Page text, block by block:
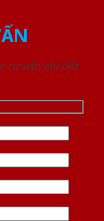
tư vấn chi tiết